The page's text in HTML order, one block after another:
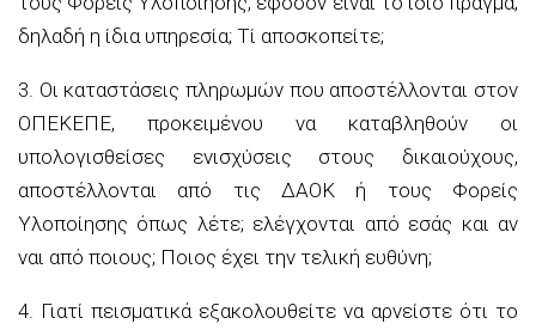
δηλαδή η ίδια υπηρεσία; Τί αποσκοπείτε;
3. Οι καταστάσεις πληρωμών που αποστέλλονται στον
ΟΠΕΚΕΠΕ, προκειμένου να καταβληθούν οι
υπολογισθείσες ενισχύσεις στους δικαιούχους,
αποστέλλονται από τις ΔΑΟΚ ή τους Φορείς
Υλοποίησης όπως λέτε; ελέγχονται από εσάς και αν
ναι από ποιους; Ποιος έχει την τελική ευθύνη;
4. Γιατί πεισματικά εξακολουθείτε να αρνείστε ότι το